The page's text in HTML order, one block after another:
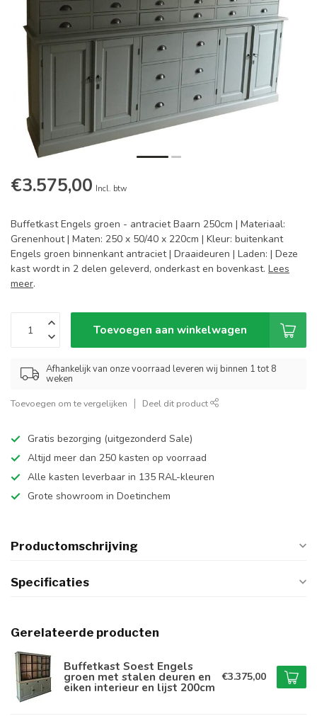
€3.575,00 Incl. btw
Buffetkast Engels groen - antraciet Baarn 250cm | Materiaal:
Grenenhout | Maten: 250 x 50/40 x 220cm | Kleur: buitenkant
Engels groen binnenkant antraciet | Draaideuren | Laden: | Deze
kast wordt in 2 delen geleverd, onderkast en bovenkast. Lees
meer.
Toevoegen aan winkelwagen
Afhankelijk van onze voorraad leveren wij binnen 1 tot 8
weken
Toevoegen om te vergelijken Deel dit product
Gratis bezorging (uitgezonderd Sale)
Altijd meer dan 250 kasten op voorraad
Alle kasten leverbaar in 135 RAL-kleuren
Grote showroom in Doetinchem
Productomschrijving
Specificaties
Gerelateerde producten
Buffetkast Soest Engels
groen met stalen deuren en
eiken interieur en lijst 200cm
€3.375,00